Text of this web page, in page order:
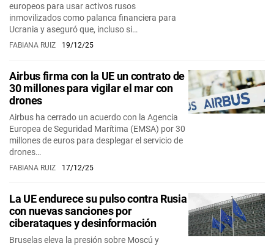
europeos para usar activos rusos
inmovilizados como palanca financiera para
Ucrania y aseguró que, incluso si…
FABIANA RUIZ 19/12/25
Airbus firma con la UE un contrato de
30 millones para vigilar el mar con
drones
Airbus ha cerrado un acuerdo con la Agencia
Europea de Seguridad Marítima (EMSA) por 30
millones de euros para desplegar el servicio de
drones…
FABIANA RUIZ 17/12/25
La UE endurece su pulso contra Rusia
con nuevas sanciones por
ciberataques y desinformación
Bruselas eleva la presión sobre Moscú y